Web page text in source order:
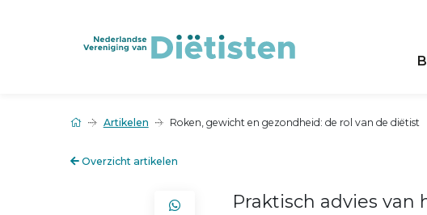
Artikelen Roken, gewicht en gezondheid: de rol van de diëtist
Overzicht artikelen
Praktisch advies